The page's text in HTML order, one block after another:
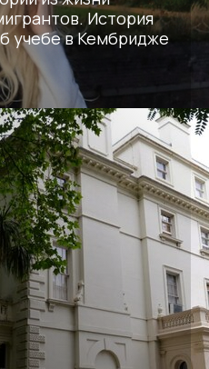
История
учебе в Кембридже